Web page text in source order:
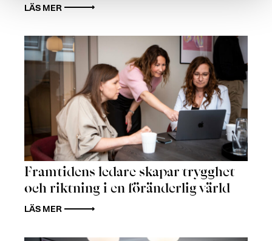
LÄS MER
Framtidens ledare skapar trygghet
och riktning i en föränderlig värld
LÄS MER